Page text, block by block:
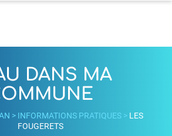
DANS MA
> INFORMATIONS PRATIQUES > LES
FOUGERETS